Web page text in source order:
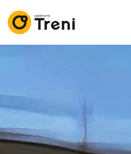
content